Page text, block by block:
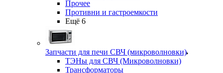
Прочее
Противни и гастроемкости
Ещё 6
Запчасти для печи СВЧ (микроволновки)
ТЭНы для СВЧ (Микроволновки)
Трансформаторы